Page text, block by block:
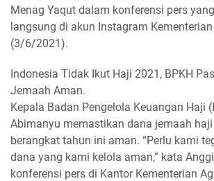
Menag Yaqut dalam konferensi pers
langsung di akun Instagram
(3/6/2021).
Indonesia Tidak Ikut Haji 2021, BPKH
Jemaah Aman.
Kepala Badan Pengelola Keuangan Haji
Abimanyu memastikan dana jemaah
berangkat tahun ini aman. “Perlu kami
dana yang kami kelola aman,” kata
konferensi pers di Kantor Kementerian